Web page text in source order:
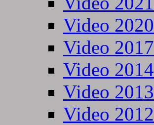
Video 2020
Video 2017
Video 2014
Video 2013
Video 2012